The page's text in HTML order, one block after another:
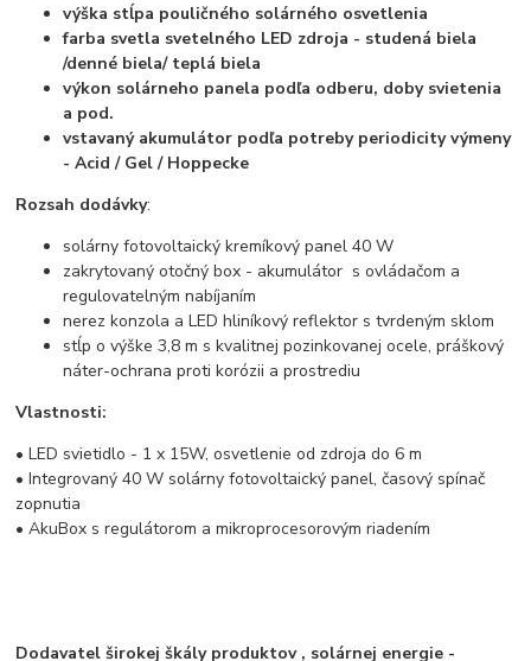
výška stĺpa pouličného solárného osvetlenia
farba svetla svetelného LED zdroja - studená biela
/denné biela/ teplá biela
výkon solárneho panela podľa odberu, doby svietenia
a pod.
vstavaný akumulátor podľa potreby periodicity výmeny
- Acid / Gel / Hoppecke
Rozsah dodávky:
solárny fotovoltaický kremíkový panel 40 W
zakrytovaný otočný box - akumulátor s ovládačom a
regulovatelným nabíjaním
nerez konzola a LED hliníkový reflektor s tvrdeným sklom
stĺp o výške 3,8 m s kvalitnej pozinkovanej ocele, práškový
náter-ochrana proti korózii a prostrediu
Vlastnosti:
• LED svietidlo - 1 x 15W, osvetlenie od zdroja do 6 m
• Integrovaný 40 W solárny fotovoltaický panel, časový spínač
zopnutia
• AkuBox s regulátorom a mikroprocesorovým riadením
Dodavatel širokej škály produktov , solárnej energie -